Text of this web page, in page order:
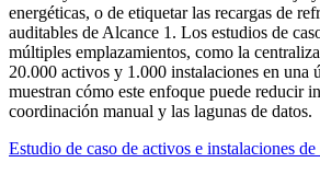
energéticas, o de etiquetar las recargas de
auditables de Alcance 1. Los estudios de
múltiples emplazamientos, como la
20.000 activos y 1.000 instalaciones en una
muestran cómo este enfoque puede reducir
coordinación manual y las lagunas de datos.
Estudio de caso de activos e instalaciones